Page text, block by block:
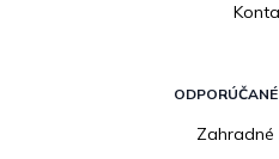
Zahradné